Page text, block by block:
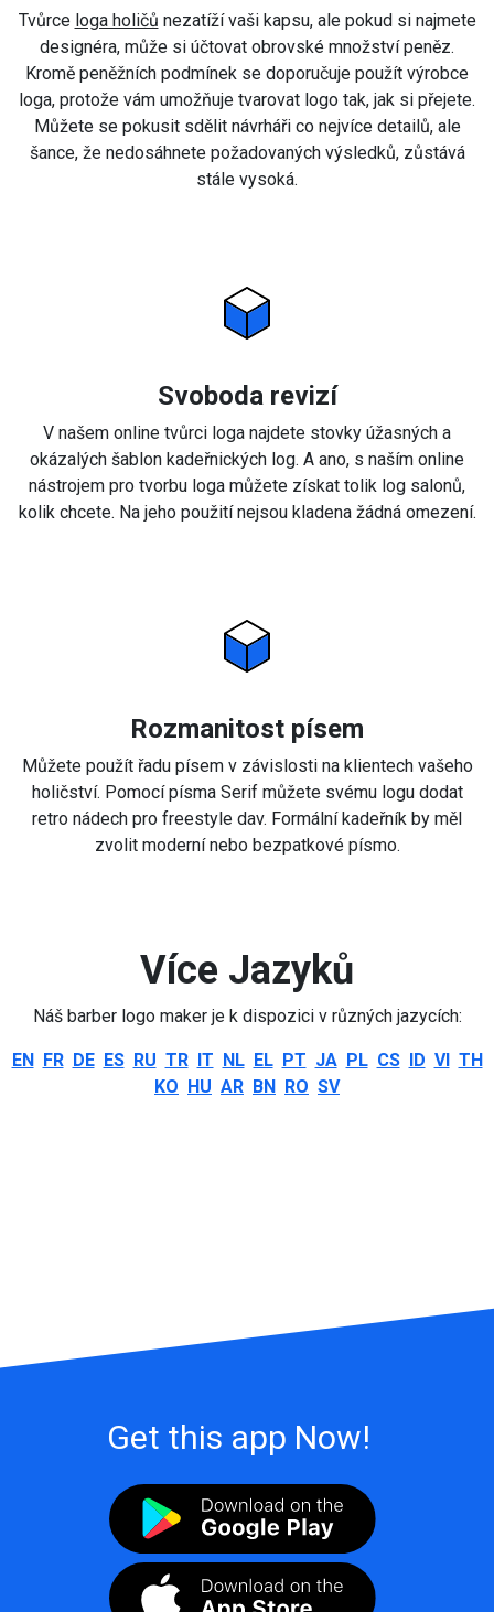
Tvůrce loga holičů nezatíží vaši kapsu, ale pokud si najmete
designéra, může si účtovat obrovské množství peněz.
Kromě peněžních podmínek se doporučuje použít výrobce
loga, protože vám umožňuje tvarovat logo tak, jak si přejete.
Můžete se pokusit sdělit návrháři co nejvíce detailů, ale
šance, že nedosáhnete požadovaných výsledků, zůstává
stále vysoká.
Svoboda revizí
V našem online tvůrci loga najdete stovky úžasných a
okázalých šablon kadeřnických log. A ano, s naším online
nástrojem pro tvorbu loga můžete získat tolik log salonů,
kolik chcete. Na jeho použití nejsou kladena žádná omezení.
Rozmanitost písem
Můžete použít řadu písem v závislosti na klientech vašeho
holičství. Pomocí písma Serif můžete svému logu dodat
retro nádech pro freestyle dav. Formální kadeřník by měl
zvolit moderní nebo bezpatkové písmo.
Více Jazyků
Náš barber logo maker je k dispozici v různých jazycích:
EN FR DE ES RU TR IT NL EL PT JA PL CS ID VI TH
KO HU AR BN RO SV
Get this app Now!